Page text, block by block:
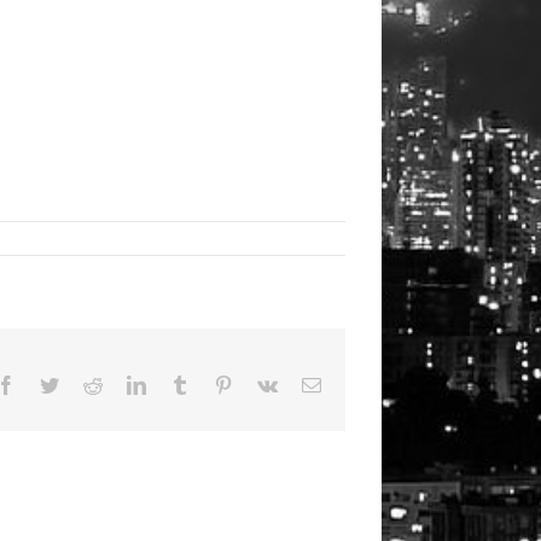
Facebook
TwitterRedditLinkedInTumblr Pinterest
Vk Email